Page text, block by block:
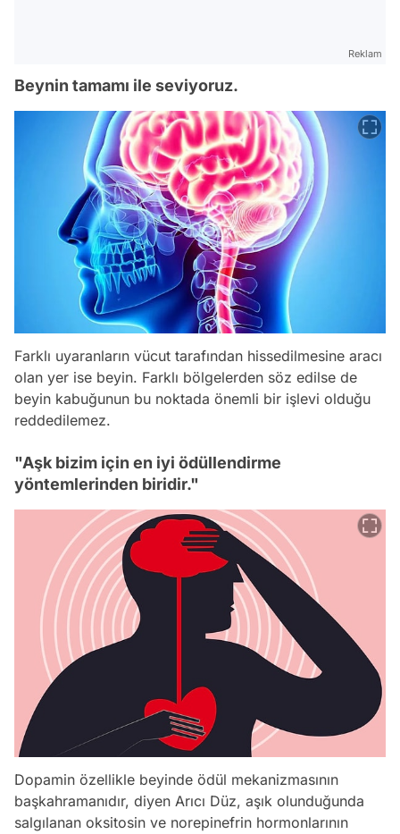
Reklam
Beynin tamamı ile seviyoruz.
Farklı uyaranların vücut tarafından hissedilmesine aracı
olan yer ise beyin. Farklı bölgelerden söz edilse de
beyin kabuğunun bu noktada önemli bir işlevi olduğu
reddedilemez.
"Aşk bizim için en iyi ödüllendirme
yöntemlerinden biridir."
Dopamin özellikle beyinde ödül mekanizmasının
başkahramanıdır, diyen Arıcı Düz, aşık olunduğunda
salgılanan oksitosin ve norepinefrin hormonlarının